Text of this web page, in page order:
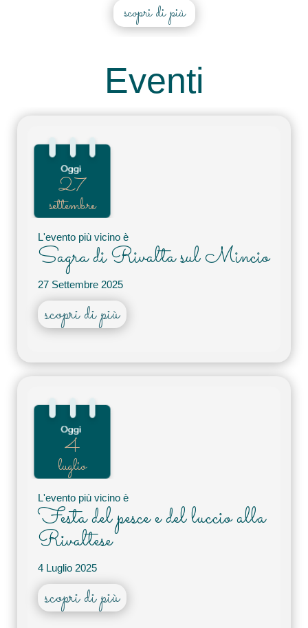
scopri di più
Eventi
27
settembre
L'evento più vicino è
Sagra di Rivalta sul Mincio
27 Settembre 2025
scopri di più
4
luglio
L'evento più vicino è
Festa del pesce e del luccio alla
Rivaltese
4 Luglio 2025
scopri di più